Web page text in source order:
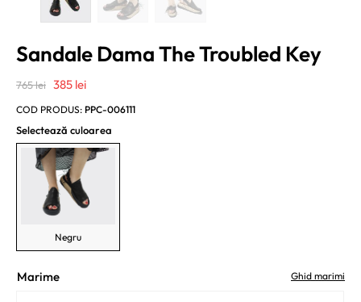
Sandale Dama The Troubled Key
765lei Prețul
inițial
a
fost:
765 lei.
385 leiPrețul
curent
este:
385 lei.
COD PRODUS: PPC-006111
Selectează culoarea
Negru
Ghid marimi
Marime